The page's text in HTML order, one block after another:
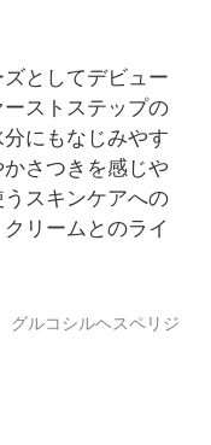
としてデビュー
ーストステップの
にもなじみやす
さつきを感じや
スキンケアへの
リームとのライ
グルコシルヘスペリジ